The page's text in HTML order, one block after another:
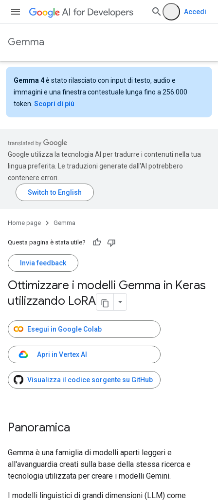
Accedi
Gemma
Gemma 4è stato rilasciato con input di testo, audio e
immagini e una finestra contestuale lunga fino a 256.000
token. Scopri di più
Google utilizza la tecnologia AI per tradurre i contenuti nella tua
lingua preferita. Le traduzioni generate dall'AI potrebbero
contenere errori.
Home page Gemma
Questa pagina è stata utile?
Invia feedback
Ottimizzare i modelli Gemma in Keras
utilizzando LoRA
Esegui in Google Colab
Apri in Vertex AI
Visualizza il codice sorgente su GitHub
Panoramica
Gemma è una famiglia di modelli aperti leggeri e
all'avanguardia creati sulla base della stessa ricerca e
tecnologia utilizzata per creare i modelli Gemini.
I modelli linguistici di grandi dimensioni (LLM) come